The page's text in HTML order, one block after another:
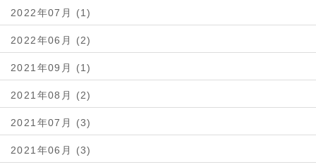
2022年07月 (1)
2022年06月 (2)
2021年09月 (1)
2021年08月 (2)
2021年07月 (3)
2021年06月 (3)